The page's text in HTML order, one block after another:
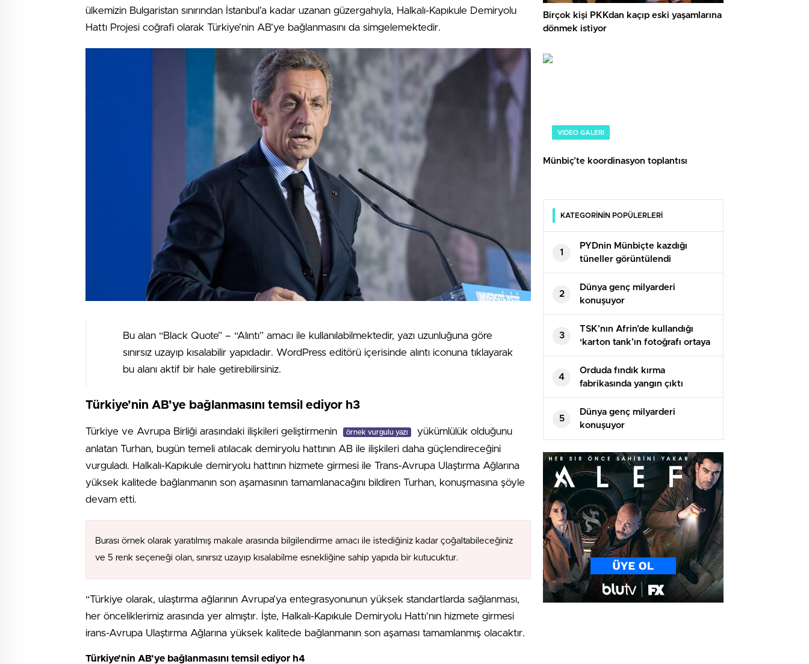
ülkemizin Bulgaristan sınırından İstanbul’a kadar uzanan güzergahıyla, Halkalı-Kapıkule Demiryolu
Hattı Projesi coğrafi olarak Türkiye’nin AB’ye bağlanmasını da simgelemektedir.
Bu alan “Black Quote” – “Alıntı” amacı ile kullanılabilmektedir, yazı uzunluğuna göre
sınırsız uzayıp kısalabilir yapıdadır. WordPress editörü içerisinde alıntı iconuna tıklayarak
bu alanı aktif bir hale getirebilirsiniz.
Türkiye’nin AB’ye bağlanmasını temsil ediyor h3
Türkiye ve Avrupa Birliği arasındaki ilişkileri geliştirmenin örnek vurgulu yazı
yükümlülük olduğunu
anlatan Turhan, bugün temeli atılacak demiryolu hattının AB ile ilişkileri daha güçlendireceğini
vurguladı. Halkalı-Kapıkule demiryolu hattının hizmete girmesi ile Trans-Avrupa Ulaştırma Ağlarına
yüksek kalitede bağlanmanın son aşamasının tamamlanacağını bildiren Turhan, konuşmasına şöyle
devam etti.
Burası örnek olarak yaratılmış makale arasında bilgilendirme amacı ile istediğiniz kadar çoğaltabileceğiniz
ve 5 renk seçeneği olan, sınırsız uzayıp kısalabilme esnekliğine sahip yapıda bir kutucuktur.
“Türkiye olarak, ulaştırma ağlarının Avrupa’ya entegrasyonunun yüksek standartlarda sağlanması,
her önceliklerimiz arasında yer almıştır. İşte, Halkalı-Kapıkule Demiryolu Hattı’nın hizmete girmesi
irans-Avrupa Ulaştırma Ağlarına yüksek kalitede bağlanmanın son aşaması tamamlanmış olacaktır.
Türkiye’nin AB’ye bağlanmasını temsil ediyor h4
Birçok kişi PKKdan kaçıp eski yaşamlarına
dönmek istiyor
VIDEO GALERI
Münbiç’te koordinasyon toplantısı
KATEGORİNİN POPÜLERLERİ
1
PYDnin Münbiçte kazdığı
tüneller görüntülendi​
2
Dünya genç milyarderi
konuşuyor
3
TSK’nın Afrin’de kullandığı
‘karton tank’ın fotoğrafı ortaya
çıktı
4
Orduda fındık kırma
fabrikasında yangın çıktı
5
Dünya genç milyarderi
konuşuyor